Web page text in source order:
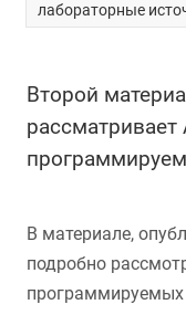
лабораторные
Второй
рассматривает
В материале,
подробно
программируемых